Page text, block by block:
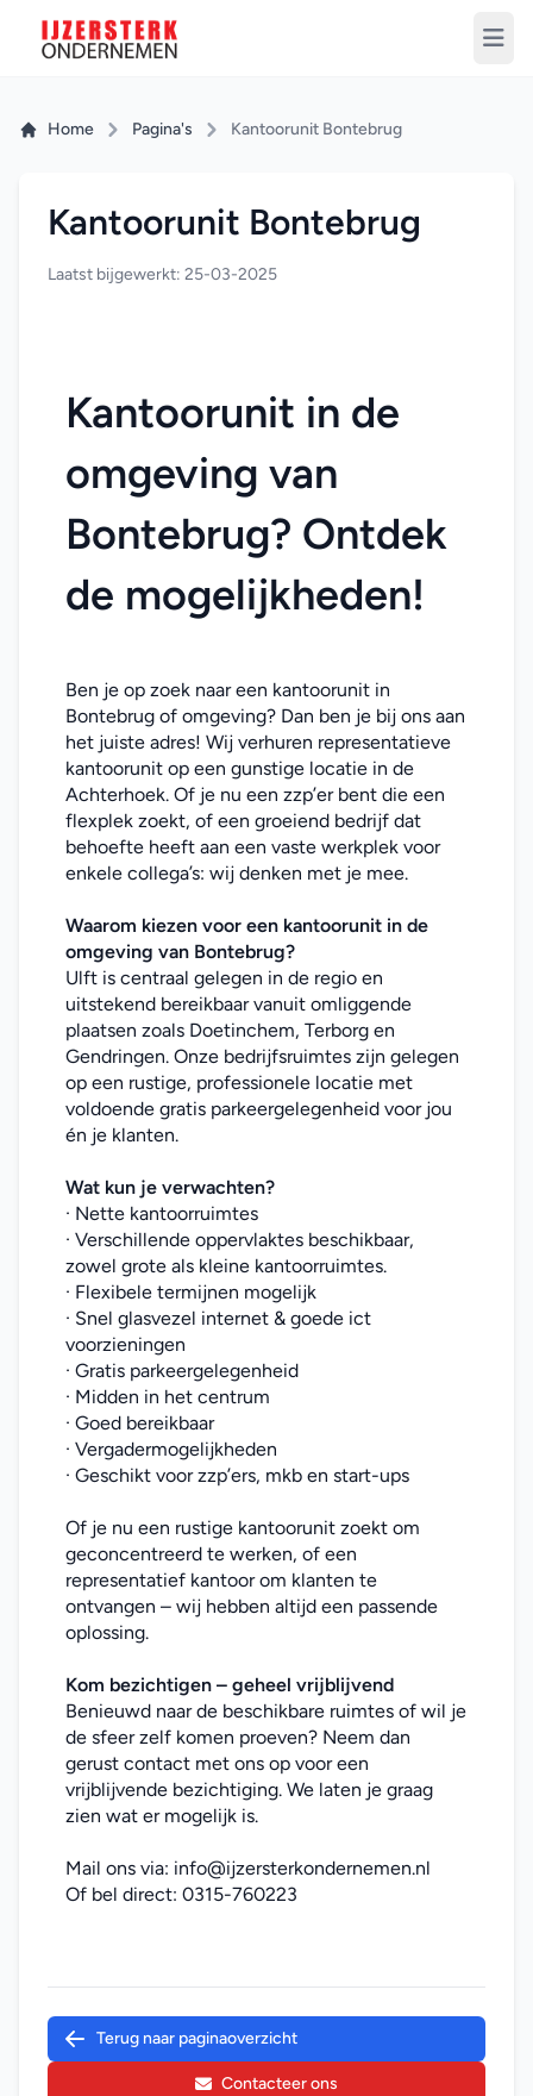
Home Pagina's Kantoorunit Bontebrug
Kantoorunit Bontebrug
Laatst bijgewerkt: 25-03-2025
Kantoorunit in de
omgeving van
Bontebrug? Ontdek
de mogelijkheden!
Ben je op zoek naar een kantoorunit in
Bontebrug of omgeving? Dan ben je bij ons aan
het juiste adres! Wij verhuren representatieve
kantoorunit op een gunstige locatie in de
Achterhoek. Of je nu een zzp’er bent die een
flexplek zoekt, of een groeiend bedrijf dat
behoefte heeft aan een vaste werkplek voor
enkele collega’s: wij denken met je mee.
Waarom kiezen voor een kantoorunit in de
omgeving van Bontebrug?
Ulft is centraal gelegen in de regio en
uitstekend bereikbaar vanuit omliggende
plaatsen zoals Doetinchem, Terborg en
Gendringen. Onze bedrijfsruimtes zijn gelegen
op een rustige, professionele locatie met
voldoende gratis parkeergelegenheid voor jou
én je klanten.
Wat kun je verwachten?
· Nette kantoorruimtes
· Verschillende oppervlaktes beschikbaar,
zowel grote als kleine kantoorruimtes.
· Flexibele termijnen mogelijk
· Snel glasvezel internet & goede ict
voorzieningen
· Gratis parkeergelegenheid
· Midden in het centrum
· Goed bereikbaar
· Vergadermogelijkheden
· Geschikt voor zzp’ers, mkb en start-ups
Of je nu een rustige kantoorunit zoekt om
geconcentreerd te werken, of een
representatief kantoor om klanten te
ontvangen – wij hebben altijd een passende
oplossing.
Kom bezichtigen – geheel vrijblijvend
Benieuwd naar de beschikbare ruimtes of wil je
de sfeer zelf komen proeven? Neem dan
gerust contact met ons op voor een
vrijblijvende bezichtiging. We laten je graag
zien wat er mogelijk is.
Mail ons via: info@ijzersterkondernemen.nl
Of bel direct: 0315-760223
Terug naar paginaoverzicht
Contacteer ons